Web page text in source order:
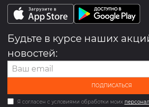
Будьте в курсе наших
новостей:
ПОДПИСАТЬСЯ
Я согласен с условиями обработки моих